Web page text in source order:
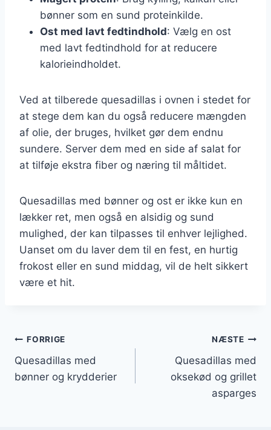
bønner som en sund proteinkilde.
Ost med lavt fedtindhold: Vælg en ost
med lavt fedtindhold for at reducere
kalorieindholdet.
Ved at tilberede quesadillas i ovnen i stedet for
at stege dem kan du også reducere mængden
af olie, der bruges, hvilket gør dem endnu
sundere. Server dem med en side af salat for
at tilføje ekstra fiber og næring til måltidet.
Quesadillas med bønner og ost er ikke kun en
lækker ret, men også en alsidig og sund
mulighed, der kan tilpasses til enhver lejlighed.
Uanset om du laver dem til en fest, en hurtig
frokost eller en sund middag, vil de helt sikkert
være et hit.
Indlægsnavigation
FORRIGE
Quesadillas med
bønner og krydderier
NÆSTE
Quesadillas med
oksekød og grillet
asparges